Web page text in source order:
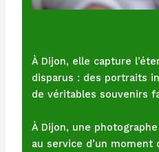
À Dijon, elle capture
disparus : des portraits
de véritables souvenirs
À Dijon, une
au service d’un moment